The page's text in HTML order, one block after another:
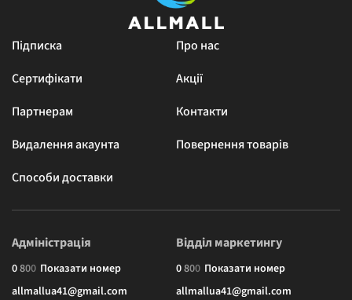
Підписка
Про нас
Сертифікати
Акції
Партнерам
Контакти
Видалення акаунта
Повернення товарів
Способи доставки
Адміністрація
0800 Показати номер
allmallua41@gmail.com
Відділ маркетингу
0800 Показати номер
allmallua41@gmail.com